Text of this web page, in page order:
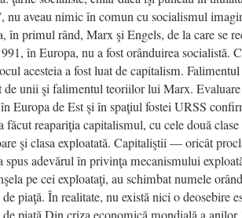
nu aveau nimic în comun cu socialismul
în primul rând, Marx şi Engels, de la care se
în Europa, nu a fost orânduirea socialistă.
acesteia a fost luat de capitalism.
de unii şi falimentul teoriilor lui Marx. Evaluare
Europa de Est şi în spaţiul fostei URSS
făcut reapariţia capitalismul, cu cele două
şi clasa exploatată. Capitaliştii — oricât
spus adevărul în privinţa mecanismului
pe cei exploataţi, au schimbat numele
piaţă. În realitate, nu există nici o deosebire